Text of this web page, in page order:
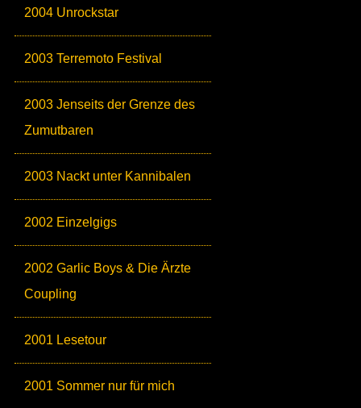
2004 Unrockstar
2003 Terremoto Festival
2003 Jenseits der Grenze des
Zumutbaren
2003 Nackt unter Kannibalen
2002 Einzelgigs
2002 Garlic Boys & Die Ärzte
Coupling
2001 Lesetour
2001 Sommer nur für mich